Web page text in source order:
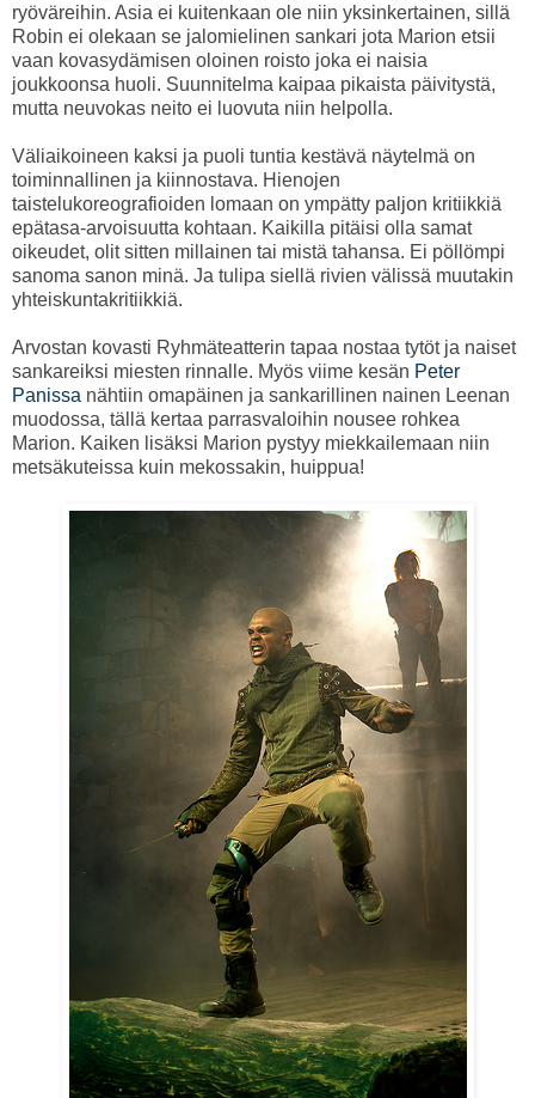
ryöväreihin. Asia ei kuitenkaan ole niin yksinkertainen, sillä
Robin ei olekaan se jalomielinen sankari jota Marion etsii
vaan kovasydämisen oloinen roisto joka ei naisia
joukkoonsa huoli. Suunnitelma kaipaa pikaista päivitystä,
mutta neuvokas neito ei luovuta niin helpolla.
Väliaikoineen kaksi ja puoli tuntia kestävä näytelmä on
toiminnallinen ja kiinnostava. Hienojen
taistelukoreografioiden lomaan on ympätty paljon kritiikkiä
epätasa-arvoisuutta kohtaan. Kaikilla pitäisi olla samat
oikeudet, olit sitten millainen tai mistä tahansa. Ei pöllömpi
sanoma sanon minä. Ja tulipa siellä rivien välissä muutakin
yhteiskuntakritiikkiä.
Arvostan kovasti Ryhmäteatterin tapaa nostaa tytöt ja naiset
sankareiksi miesten rinnalle. Myös viime kesän Peter
Panissa nähtiin omapäinen ja sankarillinen nainen Leenan
muodossa, tällä kertaa parrasvaloihin nousee rohkea
Marion. Kaiken lisäksi Marion pystyy miekkailemaan niin
metsäkuteissa kuin mekossakin, huippua!